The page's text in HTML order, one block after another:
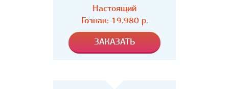
Настоящий
Гознак: 19.980р.